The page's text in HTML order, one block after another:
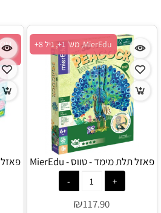
MierEdu, מש' 1+, גיל 8+
פאזל תלת מימד - טווס - MierEdu
₪117.90